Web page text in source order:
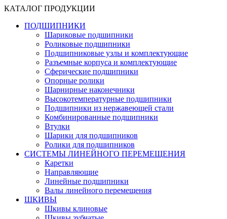
КАТАЛОГ ПРОДУКЦИИ
ПОДШИПНИКИ
Шариковые подшипники
Роликовые подшипники
Подшипниковые узлы и комплектующие
Разъемные корпуса и комплектующие
Сферические подшипники
Опорные ролики
Шарнирные наконечники
Высокотемпературные подшипники
Подшипники из нержавеющей стали
Комбинированные подшипники
Втулки
Шарики для подшипников
Ролики для подшипников
СИСТЕМЫ ЛИНЕЙНОГО ПЕРЕМЕЩЕНИЯ
Каретки
Направляющие
Линейные подшипники
Валы линейного перемещения
ШКИВЫ
Шкивы клиновые